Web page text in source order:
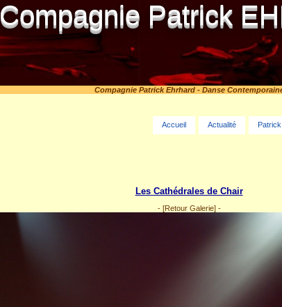
Compagnie Patrick
Compagnie Patrick Ehrhard - Danse
Accueil Actualité
Les Cathédrales de Chair
- [Retour Galerie]-